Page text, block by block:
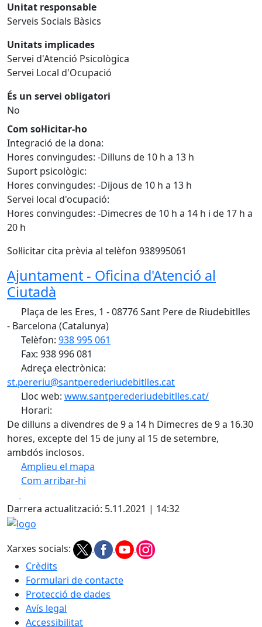
Unitat responsable
Serveis Socials Bàsics
Unitats implicades
Servei d'Atenció Psicològica
Servei Local d'Ocupació
És un servei obligatori
No
Com sol·licitar-ho
Integració de la dona:
Hores convingudes: -Dilluns de 10 h a 13 h
Suport psicològic:
Hores convingudes: -Dijous de 10 h a 13 h
Servei local d'ocupació:
Hores convingudes: -Dimecres de 10 h a 14 h i de 17 h a
20 h
Sol·licitar cita prèvia al telèfon 938995061
Ajuntament - Oficina d'Atenció al
Ciutadà
Plaça de les Eres, 1 - 08776 Sant Pere de Riudebitlles
- Barcelona (Catalunya)
Telèfon: 938 995 061
Fax: 938 996 081
Adreça electrònica:
st.pereriu@santperederiudebitlles.cat
Lloc web: www.santperederiudebitlles.cat/
Horari:
De dilluns a divendres de 9 a 14 h Dimecres de 9 a 16.30
hores, excepte del 15 de juny al 15 de setembre,
ambdós inclosos.
Amplieu el mapa
Com arribar-hi
+
−
Darrera actualització: 5.11.2021 | 14:32
logo
Xarxes socials:
Crèdits
Formulari de contacte
Protecció de dades
Avís legal
Accessibilitat